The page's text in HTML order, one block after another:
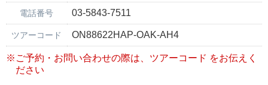
電話番号 03-5843-7511
ツアーコード ON88622HAP-OAK-AH4
※ご予約・お問い合わせの際は、ツアーコード をお伝えく
ださい